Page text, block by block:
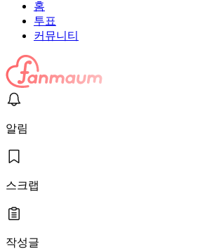
홈
투표
커뮤니티
알림
스크랩
작성글